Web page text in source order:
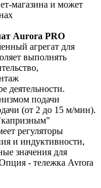
магазина и может
Aurora PRO
агрегат для
выполнять
деятельности.
подачи
(от 2 до 15 м/мин).
регуляторы
и индуктивности,
значения для
- тележка Avrora